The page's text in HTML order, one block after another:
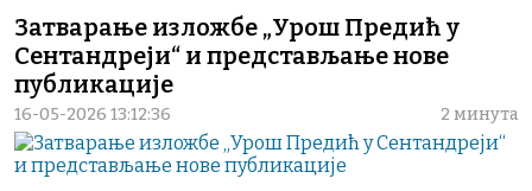
Затварање изложбе „Урош Предић у
Сентандреји“ и представљање нове
публикације
16-05-2026 13:12:36 2 минута